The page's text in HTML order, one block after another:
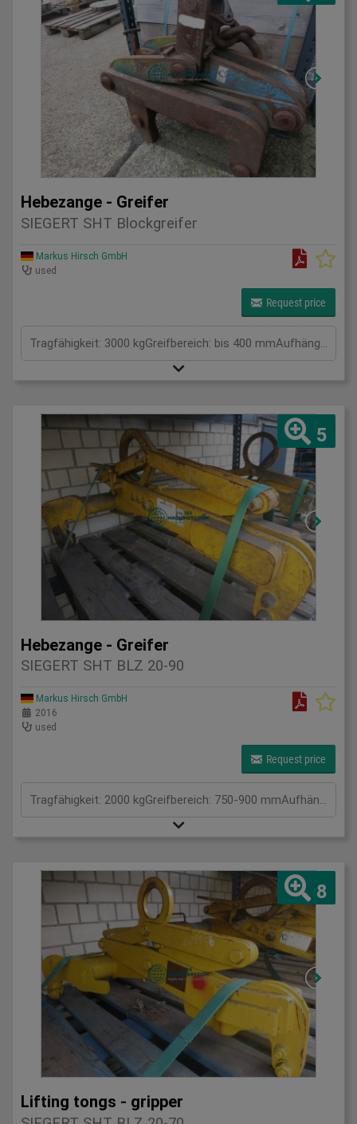
Hebezange - Greifer
SIEGERT SHT Blockgreifer
Markus Hirsch GmbH
used
Request price
Tragfähigkeit: 3000 kgGreifbereich: bis 400 mmAufhängung / Größe BxL: 250 mmEigengewicht: . kgTragkraft: 3 tSpannweite: . mmGesamtleistungsbedarf: . kWMaschinengewicht ca.: . tRaumbedarf ca.: . m
5
Hebezange - Greifer
SIEGERT SHT BLZ 20-90
Markus Hirsch GmbH
2016
used
Request price
Tragfähigkeit: 2000 kgGreifbereich: 750-900 mmAufhängung / Größe BxL: . 0Eigengewicht: . kgTragkraft: 2 tSpannweite: . mmGesamtleistungsbedarf: . kWMaschinengewicht ca.: . tRaumbedarf ca.: . m
8
Lifting tongs - gripper